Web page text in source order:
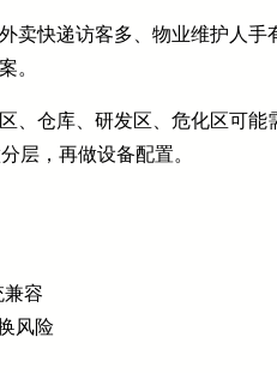
卖快递访客多、物业维护人
。
、仓库、研发区、危化区可
层，再做设备配置。
容
风险